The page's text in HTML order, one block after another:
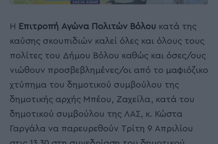
Η Επιτροπή Αγώνα Πολιτών Βόλου κατά της
καύσης σκουπιδιών καλεί όλες και όλους τους
πολίτες του Δήμου Βόλου καθώς και όσες/ους
νιώθουν προσβεβλημένες/οι από το μαφιόζικο
χτύπημα του δημοτικού συμβούλου της
δημοτικής αρχής Μπέου, Ζαχείλα, κατά του
δημοτικού συμβούλου της ΛΑΣ, κ. Κώστα
Γαργάλα να παρευρεθούν Τρίτη 9 Απριλίου